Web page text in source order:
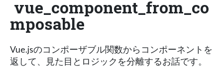
vue_component_from_co
mposable
Vue.jsのコンポーザブル関数からコンポーネントを
返して、見た目とロジックを分離するお話です。